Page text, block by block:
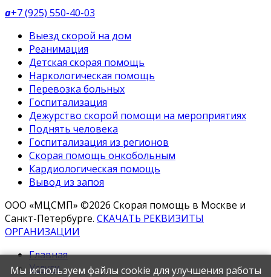
Мы используем файлы cookie для улучшения работы
a+7 (925) 550-40-03
Выезд скорой на дом
Реанимация
Детская скорая помощь
Наркологическая помощь
Перевозка больных
Госпитализация
Дежурство скорой помощи на мероприятиях
Поднять человека
Госпитализация из регионов
Скорая помощь онкобольным
Кардиологическая помощь
Вывод из запоя
ООО «МЦСМП» ©2026 Скорая помощь в Москве и
Санкт-Петербурге. СКАЧАТЬ РЕКВИЗИТЫ
ОРГАНИЗАЦИИ
Главная
Услуги